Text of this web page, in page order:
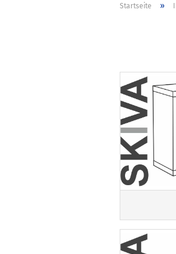
Startseite »